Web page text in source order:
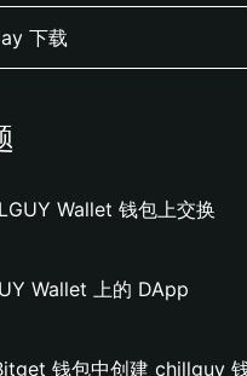
下载
Wallet 钱包上交换
Wallet 上的 DApp
钱包中创建 chillguy